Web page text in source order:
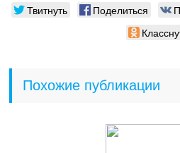
Твитнуть Поделиться
Похожие публикации